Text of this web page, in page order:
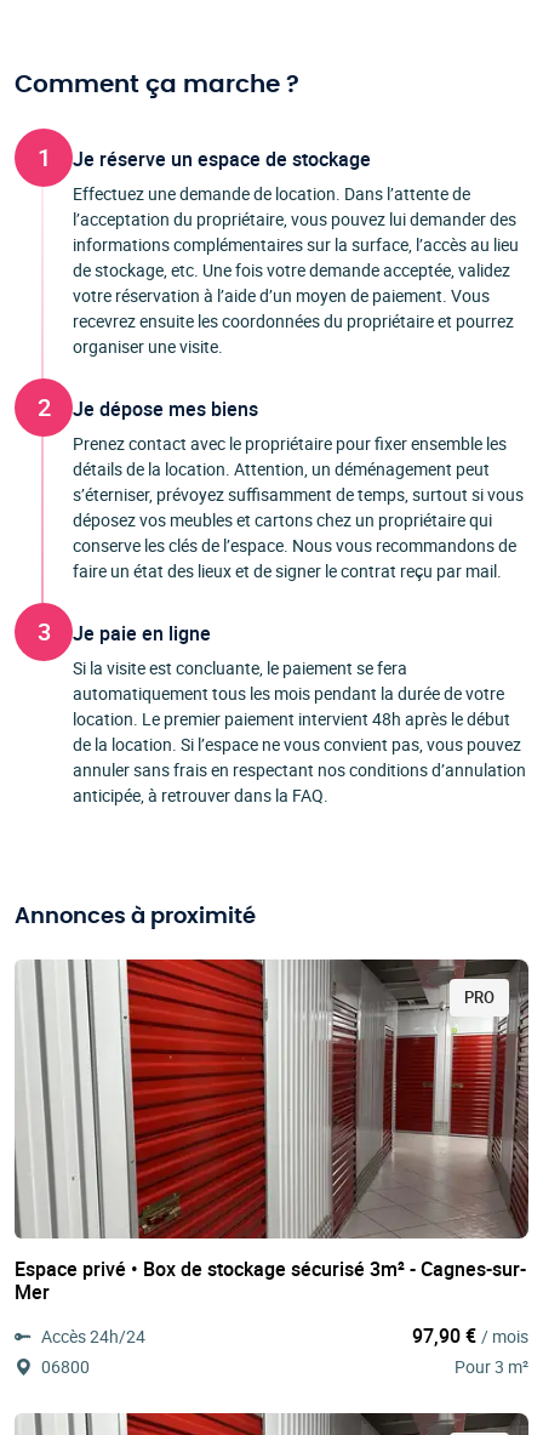
Comment ça marche ?
1 Je réserve un espace de stockage
Effectuez une demande de location. Dans l’attente de
l’acceptation du propriétaire, vous pouvez lui demander des
informations complémentaires sur la surface, l’accès au lieu
de stockage, etc. Une fois votre demande acceptée, validez
votre réservation à l’aide d’un moyen de paiement. Vous
recevrez ensuite les coordonnées du propriétaire et pourrez
organiser une visite.
2 Je dépose mes biens
Prenez contact avec le propriétaire pour fixer ensemble les
détails de la location. Attention, un déménagement peut
s’éterniser, prévoyez suffisamment de temps, surtout si vous
déposez vos meubles et cartons chez un propriétaire qui
conserve les clés de l’espace. Nous vous recommandons de
faire un état des lieux et de signer le contrat reçu par mail.
3 Je paie en ligne
Si la visite est concluante, le paiement se fera
automatiquement tous les mois pendant la durée de votre
location. Le premier paiement intervient 48h après le début
de la location. Si l’espace ne vous convient pas, vous pouvez
annuler sans frais en respectant nos conditions d’annulation
anticipée, à retrouver dans la FAQ.
Annonces à proximité
PRO
Espace privé • Box de stockage sécurisé 3m² - Cagnes-sur-
Mer
Accès 24h/24
06800
97,90 € / mois
Pour 3 m²